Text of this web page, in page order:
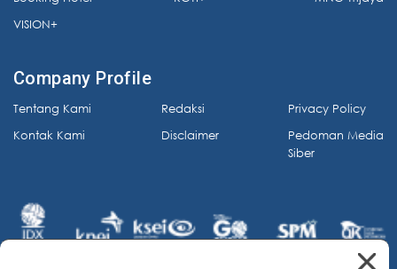
VISION+
Company Profile
Tentang Kami
Kontak Kami
Redaksi
Disclaimer
Privacy Policy
Pedoman Media
Siber